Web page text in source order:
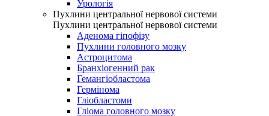
Урологія
Пухлини центральної нервової системи
Пухлини центральної нервової системи
Аденома гіпофізу
Пухлини головного мозку
Астроцитома
Бранхіогенний рак
Гемангіобластома
Гермінома
Гліобластоми
Гліома головного мозку